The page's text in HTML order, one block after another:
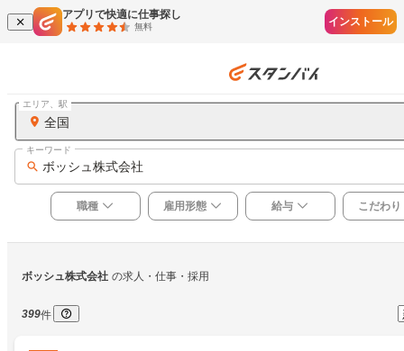
アプリで快適に仕事探し
無料 インストール
全国
エリア、駅
ボッシュ株式会社
キーワード
職種 雇用形態 給与 こだわり
ボッシュ株式会社 の求人・仕事・採用
399件